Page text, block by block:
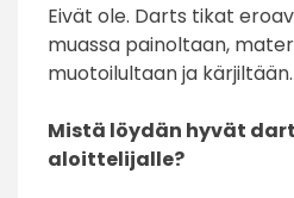
Eivät ole. Darts tikat
muassa painoltaan,
muotoilultaan ja kärjiltään.
Mistä löydän hyvät
aloittelijalle?